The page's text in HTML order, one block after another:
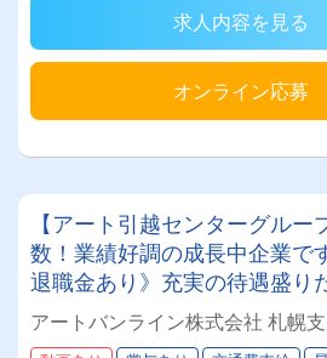
求人内容を見る
オンライン応募
【アート引越センターグル
数！業績好調の成長中企業で
退職金あり》充実の待遇盛り
ます！《大型ドライバー》★
プライベートの両立が叶う環
アートバンライン株式会社 札幌